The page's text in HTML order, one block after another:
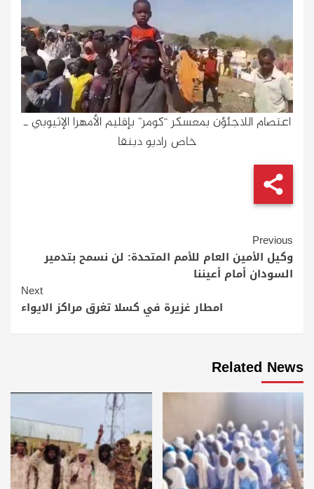
اعتصام اللاجئؤن بمعسكر “كومر” بإقليم الأمهرا الإثيوبي ـ
خاص راديو دبنقا
Continue
Reading
Previous
وكيل الأمين العام للأمم المتحدة: لن نسمح بتدمير
السودان أمام أعيننا
Next
امطار غزيرة في كسلا تغرق مراكز الايواء
Related News